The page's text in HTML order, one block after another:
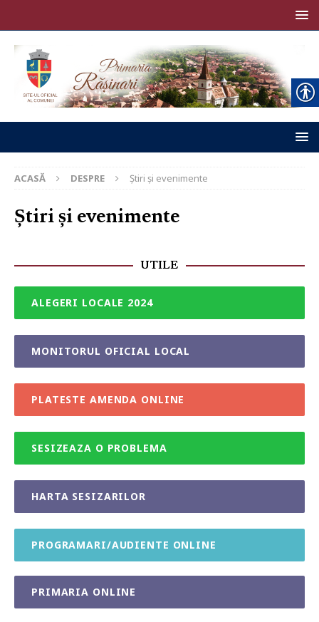
ACASĂ DESPRE Știri și evenimente
Știri și evenimente
UTILE
ALEGERI LOCALE 2024
MONITORUL OFICIAL LOCAL
PLATESTE AMENDA ONLINE
SESIZEAZA O PROBLEMA
HARTA SESIZARILOR
PROGRAMARI/AUDIENTE ONLINE
PRIMARIA ONLINE